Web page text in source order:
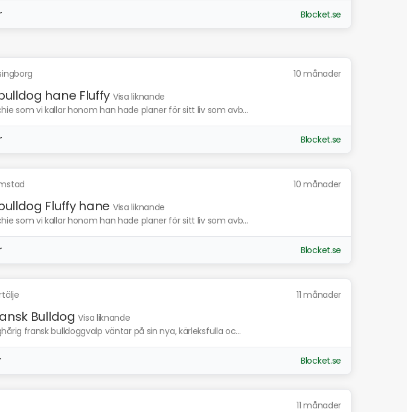
Blocket.se
10 månader
hane Fluffy Visa liknande
som vi kallar honom han hade planer för sitt liv som avb...
Blocket.se
10 månader
Fluffy hane Visa liknande
som vi kallar honom han hade planer för sitt liv som avb...
Blocket.se
11 månader
Bulldog Visa liknande
fransk bulldoggvalp väntar på sin nya, kärleksfulla oc...
Blocket.se
11 månader